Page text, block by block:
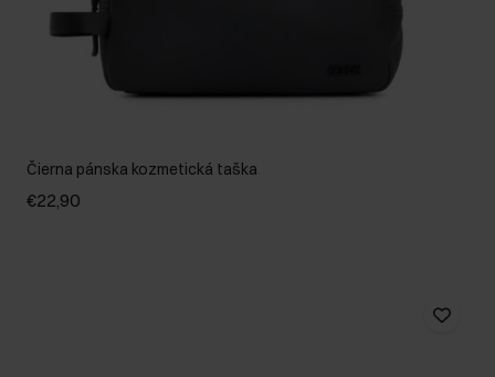
Čierna pánska kozmetická taška
€22,90